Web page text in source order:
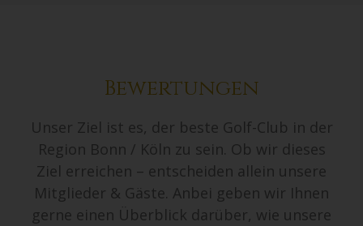
Bewertungen
Unser Ziel ist es, der beste Golf-Club in der
Region Bonn / Köln zu sein. Ob wir dieses
Ziel erreichen – entscheiden allein unsere
Mitglieder & Gäste. Anbei geben wir Ihnen
gerne einen Überblick darüber, wie unsere